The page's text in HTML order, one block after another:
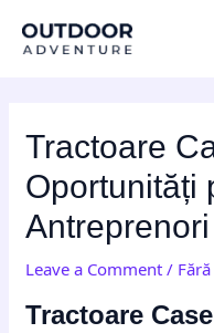
Tractoare
Oportunități
Antreprenori
Leave a Comment /
Tractoare
navigation